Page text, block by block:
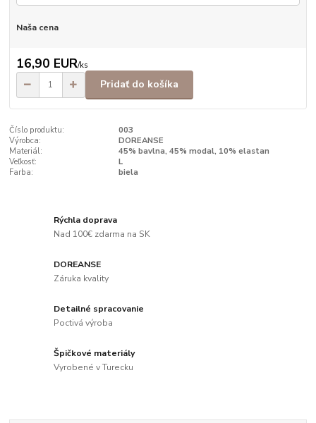
Naša cena
16,90 EUR/ks
Pridať do košíka
Číslo produktu:
003
Výrobca:
DOREANSE
Materiál:
45% bavlna, 45% modal, 10% elastan
Veľkosť:
L
Farba:
biela
Rýchla doprava
Nad 100€ zdarma na SK
DOREANSE
Záruka kvality
Detailné spracovanie
Poctivá výroba
Špičkové materiály
Vyrobené v Turecku